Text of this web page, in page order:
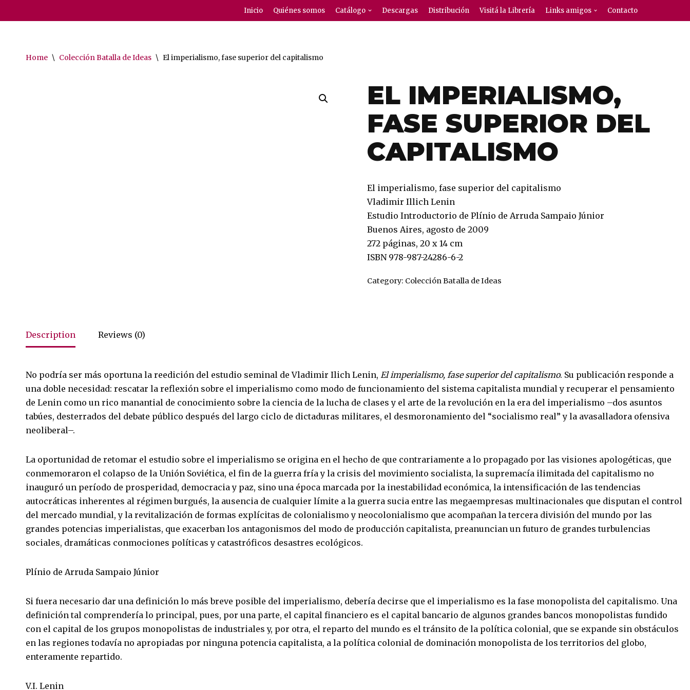
contenido
Inicio Quiénes somos Catálogo Descargas Distribución Visitá la Librería Links amigos Contacto
Home \ Colección Batalla de Ideas \ El imperialismo, fase superior del capitalismo
EL IMPERIALISMO,
FASE SUPERIOR DEL
CAPITALISMO
El imperialismo, fase superior del capitalismo
Vladimir Illich Lenin
Estudio Introductorio de Plínio de Arruda Sampaio Júnior
Buenos Aires, agosto de 2009
272 páginas, 20 x 14 cm
ISBN 978-987-24286-6-2
Category: Colección Batalla de Ideas
Description Reviews (0)
No podría ser más oportuna la reedición del estudio seminal de Vladimir Ilich Lenin, El imperialismo, fase superior del capitalismo. Su publicación responde a
una doble necesidad: rescatar la reflexión sobre el imperialismo como modo de funcionamiento del sistema capitalista mundial y recuperar el pensamiento
de Lenin como un rico manantial de conocimiento sobre la ciencia de la lucha de clases y el arte de la revolución en la era del imperialismo –dos asuntos
tabúes, desterrados del debate público después del largo ciclo de dictaduras militares, el desmoronamiento del “socialismo real” y la avasalladora ofensiva
neoliberal–.
La oportunidad de retomar el estudio sobre el imperialismo se origina en el hecho de que contrariamente a lo propagado por las visiones apologéticas, que
conmemoraron el colapso de la Unión Soviética, el fin de la guerra fría y la crisis del movimiento socialista, la supremacía ilimitada del capitalismo no
inauguró un período de prosperidad, democracia y paz, sino una época marcada por la inestabilidad económica, la intensificación de las tendencias
autocráticas inherentes al régimen burgués, la ausencia de cualquier límite a la guerra sucia entre las megaempresas multinacionales que disputan el control
del mercado mundial, y la revitalización de formas explícitas de colonialismo y neocolonialismo que acompañan la tercera división del mundo por las
grandes potencias imperialistas, que exacerban los antagonismos del modo de producción capitalista, preanuncian un futuro de grandes turbulencias
sociales, dramáticas conmociones políticas y catastróficos desastres ecológicos.
Plínio de Arruda Sampaio Júnior
Si fuera necesario dar una definición lo más breve posible del imperialismo, debería decirse que el imperialismo es la fase monopolista del capitalismo. Una
definición tal comprendería lo principal, pues, por una parte, el capital financiero es el capital bancario de algunos grandes bancos monopolistas fundido
con el capital de los grupos monopolistas de industriales y, por otra, el reparto del mundo es el tránsito de la política colonial, que se expande sin obstáculos
en las regiones todavía no apropiadas por ninguna potencia capitalista, a la política colonial de dominación monopolista de los territorios del globo,
enteramente repartido.
V.I. Lenin